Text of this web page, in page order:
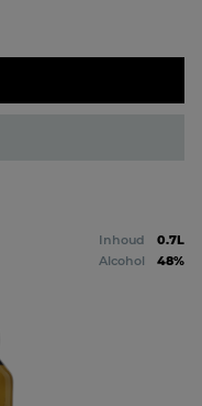
Inhoud
0.7L
Alcohol
48%